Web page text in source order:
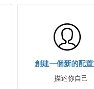
創建一個新的配
描述你自己